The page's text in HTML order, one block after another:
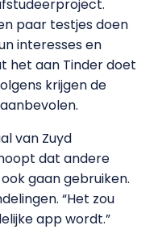
paar testjes doen
interesses en
het aan Tinder doet
krijgen de
van Zuyd
dat andere
gaan gebruiken.
“Het zou
app wordt.”